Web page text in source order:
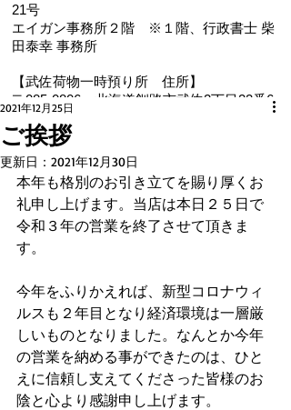
21号
エイガン事務所２階
※１階、 行政書士 柴
田泰幸 事務所
【武佐荷物一時預り所 住所】
〒085-0806 北海道釧路市武佐2丁目22番6
【電 話・FAX】 ０１５４－３５－０９８７
【メール】 eigan@ab.auone-net.jp
【営業時間】 ９：００～１８：００
【定休日】 日曜､祝日
【インボイス登録番号】T1810632866930
【氏名又は名称】早坂昭平
メールお問い合わせはコチラから ☚
ご挨拶
2021年12月25日
更新日： 2021年12月30日
本年も格別のお引き立てを賜り厚くお
礼申し上げます。当店は本日２５日で
令和３年の営業を終了させて頂きま
す。
今年をふりかえれば、新型コロナウィ
ルスも２年目となり経済環境は一層厳
しいものとなりました。なんとか今年
の営業を納める事ができたのは、ひと
えに信頼し支えてくださった皆様のお
陰と心より感謝申し上げます。